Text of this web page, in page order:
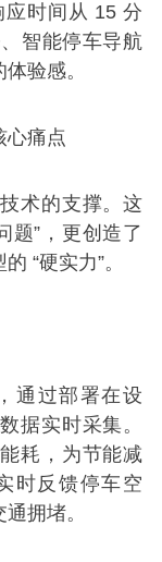
时间从 15 分
智能停车导航
验感。
心痛点
术的支撑。这
题”，更创造了
“硬实力”。
通过部署在设
据实时采集。
耗，为节能减
时反馈停车空
拥堵。